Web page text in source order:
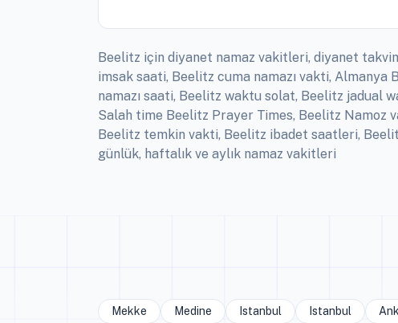
Beelitz için diyanet namaz vakitleri, diyanet
imsak saati, Beelitz cuma namazı vakti,
namazı saati, Beelitz waktu solat, Beelitz jadual
Salah time Beelitz Prayer Times, Beelitz Namoz
Beelitz temkin vakti, Beelitz ibadet saatleri,
günlük, haftalık ve aylık namaz vakitleri
Mekke Medine Istanbul Istanbul